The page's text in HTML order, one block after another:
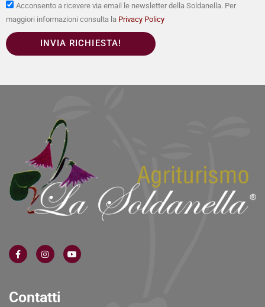
Acconsento a ricevere via email le newsletter della Soldanella. Per
maggiori informazioni consulta la Privacy Policy
INVIA RICHIESTA!
Contatti